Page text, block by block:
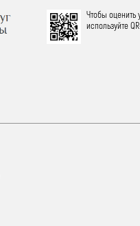
Чтобы оценить
используйте